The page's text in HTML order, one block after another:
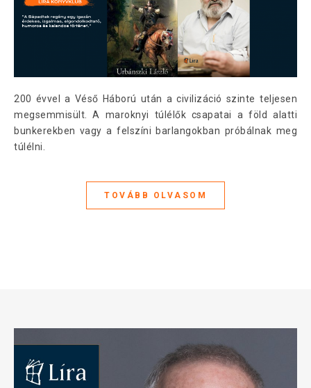
200 évvel a Véső Háború után a civilizáció szinte teljesen
megsemmisült. A maroknyi túlélők csapatai a föld alatti
bunkerekben vagy a felszíni barlangokban próbálnak meg
túlélni.
TOVÁBB OLVASOM